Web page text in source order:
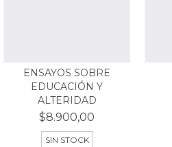
ENSAYOS SOBRE
EDUCACIÓN Y
ALTERIDAD
$8.900,00
SIN STOCK